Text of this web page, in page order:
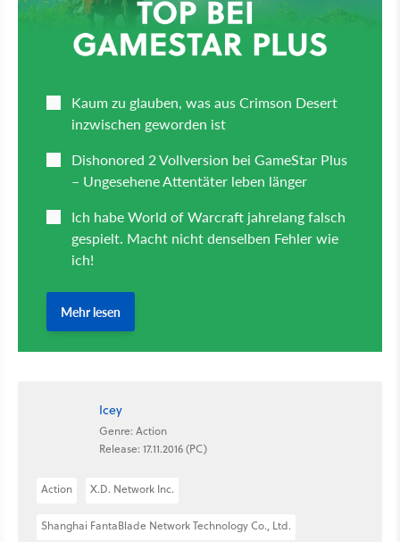
Icey
Genre: Action
Release: 17.11.2016 (PC)
Action X.D. Network Inc.
Shanghai FantaBlade Network Technology Co., Ltd.